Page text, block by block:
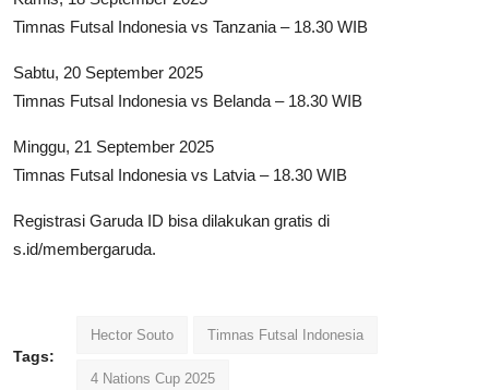
Timnas Futsal Indonesia vs Tanzania – 18.30 WIB
Sabtu, 20 September 2025
Timnas Futsal Indonesia vs Belanda – 18.30 WIB
Minggu, 21 September 2025
Timnas Futsal Indonesia vs Latvia – 18.30 WIB
Registrasi Garuda ID bisa dilakukan gratis di
s.id/membergaruda.
Tags:
Hector Souto Timnas Futsal Indonesia
4 Nations Cup 2025